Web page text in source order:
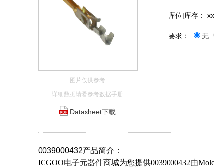
图片仅供参考
详细数据请看参考数据手册
Datasheet下载
库位|库存：
要求： 无
0039000432产品简介：
ICGOO电子元器件商城为您提供0039000432由